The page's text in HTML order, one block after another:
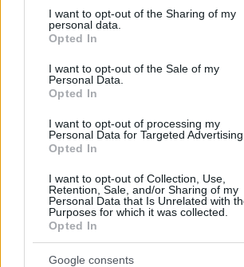
not limited to your visit or usage behaviour.
grant or deny consent to Google and its
use your data for below specified purposes
consent section.
I want to opt-out of the Sharing of my
personal data.
Opted In
I want to opt-out of the Sale of my
Personal Data.
Opted In
I want to opt-out of processing my
Personal Data for Targeted Advertising.
Opted In
I want to opt-out of Collection, Use,
Retention, Sale, and/or Sharing of my
Personal Data that Is Unrelated with
Purposes for which it was collected.
Opted In
Google consents